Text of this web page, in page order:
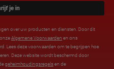
je in
over uw producten en diensten. Door dit
Algemene Voorwaarden en ons
Lees deze voorwaarden om te begrijpen hoe
Deze website wordt beschermd door
geheimhoudingsregelsen de